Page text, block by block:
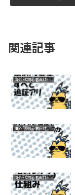
関連記事
海外FX初心者向け知識
海外FX初心者向け知識
海外FX初心者向け知識